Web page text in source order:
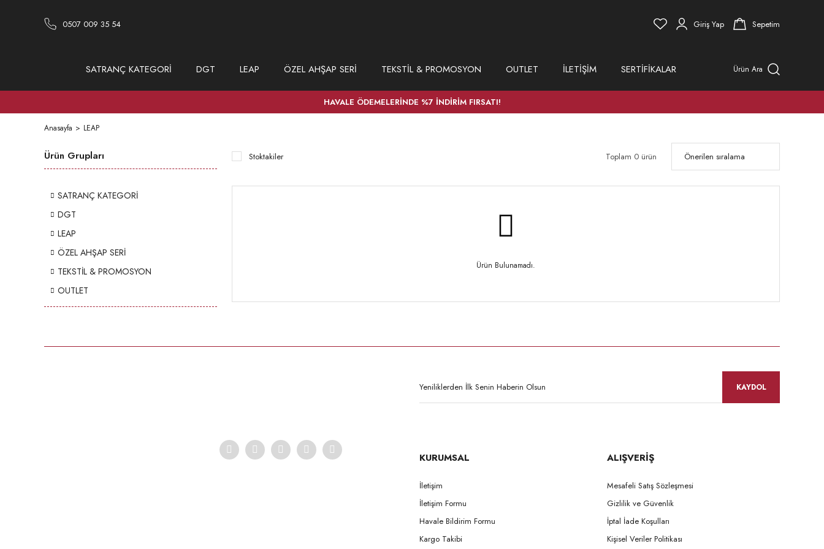
0507 009 35 54 Giriş Yap Sepetim
SATRANÇ KATEGORİ DGT LEAP ÖZEL AHŞAP SERİ TEKSTİL & PROMOSYON OUTLET İLETİŞİM SERTİFİKALAR Ürün Ara
HAVALE ÖDEMELERİNDE %7 İNDİRİM FIRSATI!
Anasayfa LEAP
Ürün Grupları
SATRANÇ KATEGORİ
DGT
LEAP
ÖZEL AHŞAP SERİ
TEKSTİL & PROMOSYON
OUTLET
Stoktakiler Toplam 0 ürün
Ürün Bulunamadı.
KAYDOL
KURUMSAL
İletişim
İletişim Formu
Havale Bildirim Formu
Kargo Takibi
ALIŞVERİŞ
Mesafeli Satış Sözleşmesi
Gizlilik ve Güvenlik
İptal İade Koşulları
Kişisel Veriler Politikası